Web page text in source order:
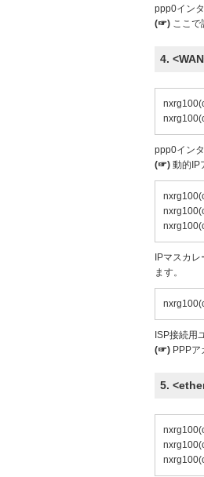
ppp0イン
(☞) ここで
4.
ppp0イン
(☞) 動的IP
IPマスカ
ます。
ISP接続用
(☞) PPPア
5.